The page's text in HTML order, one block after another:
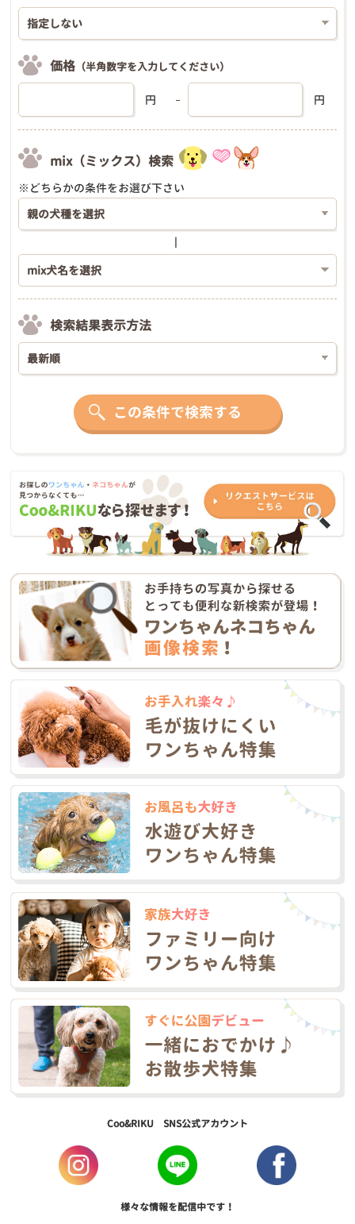
価格 （半角数字を入力してください）
円 円
mix（ミックス）検索
※どちらかの条件をお選び下さい
検索結果表示方法
この条件で検索する
Coo&RIKU SNS公式アカウント
様々な情報を配信中です！